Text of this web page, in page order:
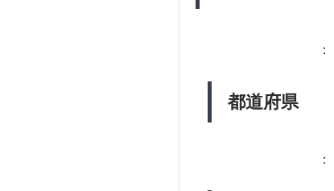
都道府県
：
：